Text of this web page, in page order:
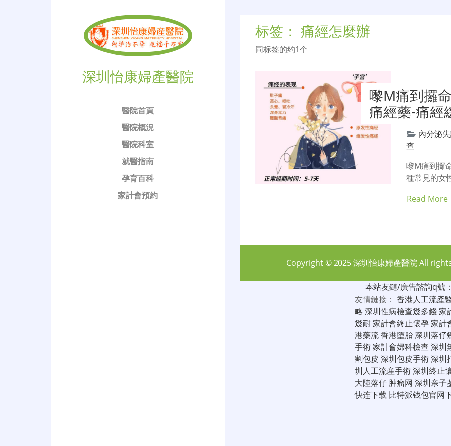
深圳怡康婦產醫院
醫院首頁
醫院概況
醫院科室
就醫指南
孕育百科
家計會預約
标签： 痛經怎麼辦
同标签的约1个
嚟M痛到攞
痛經藥-痛經
內分泌
查
嚟M痛到攞
種常見的
Read More
Copyright © 2025深圳怡康婦產醫院All
本站友鏈/廣告諮詢q號
友情鏈接： 香港人工流產
略 深圳性病檢查幾多錢家
幾耐家計會終止懷孕家計
港藥流香港堕胎深圳落仔
手術家計會婦科檢查 深圳
割包皮 深圳包皮手術深圳
圳人工流産手術深圳終止
大陸落仔 肿瘤网 深圳亲子
快连下载 比特派钱包官网